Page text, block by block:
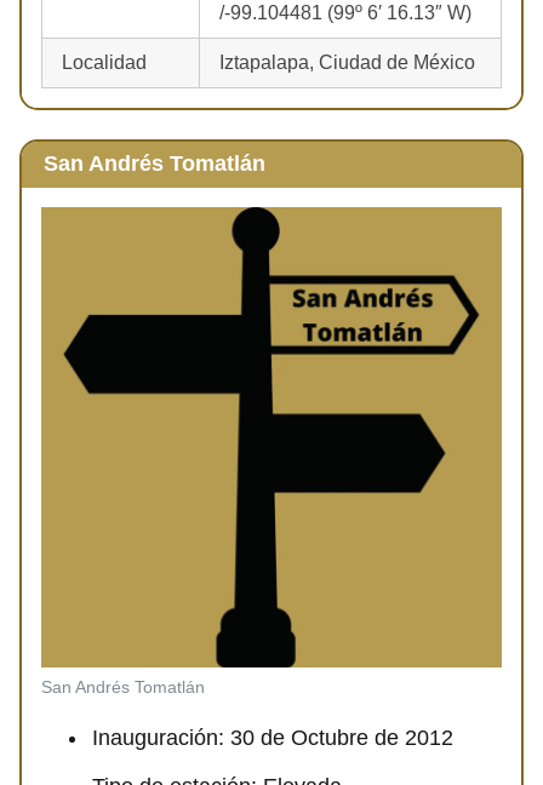
/-99.104481 (99º 6′ 16.13″ W)
Localidad Iztapalapa, Ciudad de México
San Andrés Tomatlán
San Andrés Tomatlán
Inauguración: 30 de Octubre de 2012